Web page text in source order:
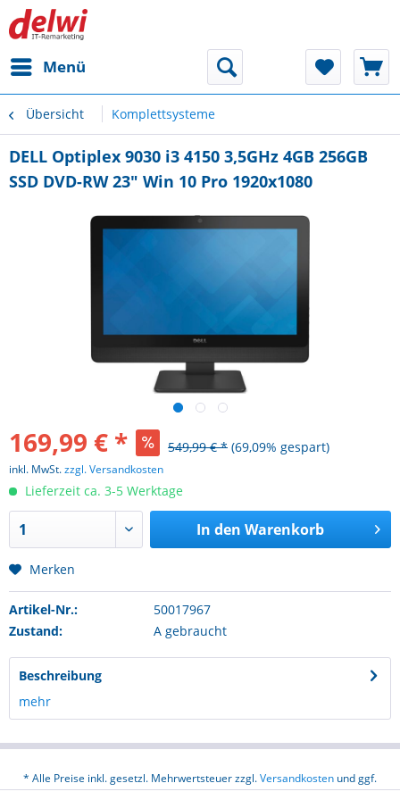
Menü
Übersicht Komplettsysteme
DELL Optiplex 9030 i3 4150 3,5GHz 4GB 256GB
SSD DVD-RW 23" Win 10 Pro 1920x1080
169,99 € * 549,99 € * (69,09% gespart)
inkl. MwSt.zzgl. Versandkosten
Lieferzeit ca. 3-5 Werktage
In den Warenkorb
Merken
Artikel-Nr.:
50017967
Zustand:
A gebraucht
Beschreibung
mehr
* Alle Preise inkl. gesetzl. Mehrwertsteuer zzgl.Versandkosten und ggf.